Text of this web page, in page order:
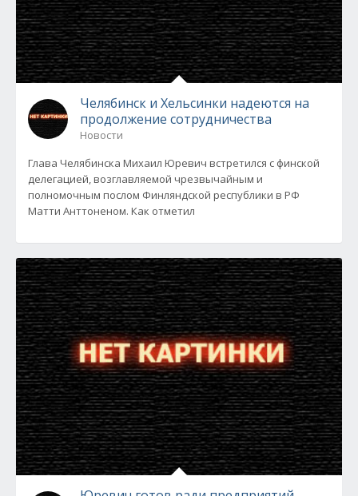
Челябинск и Хельсинки надеются на
продолжение сотрудничества
Новости
Глава Челябинска Михаил Юревич встретился с финской
делегацией, возглавляемой чрезвычайным и
полномочным послом Финляндской республики в РФ
Матти Анттоненом. Как отметил